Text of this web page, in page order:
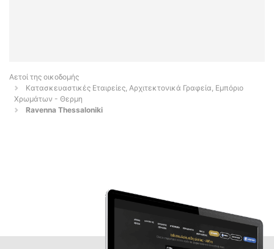
Αετοί της οικοδομής
Κατασκευαστικές Εταιρείες, Αρχιτεκτονικά Γραφεία, Εμπόριο
Χρωμάτων - Θερμη
Ravenna Thessaloniki